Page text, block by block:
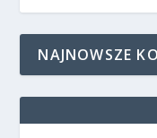
NAJNOWSZE